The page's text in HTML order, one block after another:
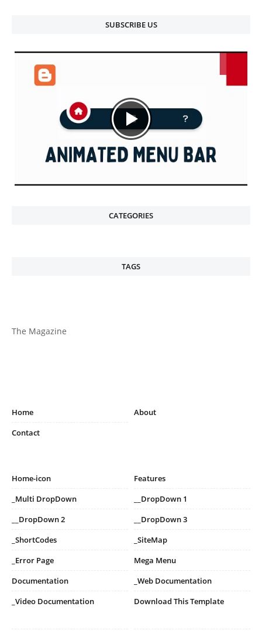
SUBSCRIBE US
CATEGORIES
TAGS
The Magazine
Home
About
Contact
Home-icon
Features
_Multi DropDown
__DropDown 1
__DropDown 2
__DropDown 3
_ShortCodes
_SiteMap
_Error Page
Mega Menu
Documentation
_Web Documentation
_Video Documentation
Download This Template